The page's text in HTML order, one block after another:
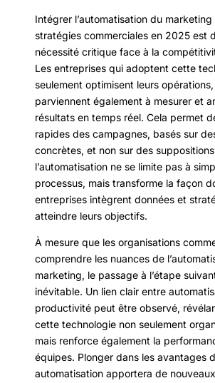
Intégrer l’automatisation du marketing
stratégies commerciales en 2025 est
nécessité critique face à la
Les entreprises qui adoptent cette
seulement optimisent leurs
parviennent également à mesurer et
résultats en temps réel. Cela permet
rapides des campagnes, basés sur
concrètes, et non sur des
l’automatisation ne se limite pas à
processus, mais transforme la façon
entreprises intègrent données et
atteindre leurs objectifs.
À mesure que les organisations
comprendre les nuances de
marketing, le passage à l’étape
inévitable. Un lien clair entre
productivité peut être observé,
cette technologie non seulement
mais renforce également la
équipes. Plonger dans les avantages
automatisation apportera de nouveaux